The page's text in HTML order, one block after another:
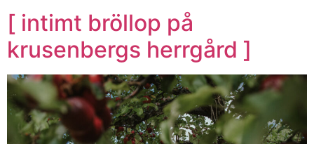
[ intimt bröllop på
krusenbergs herrgård ]